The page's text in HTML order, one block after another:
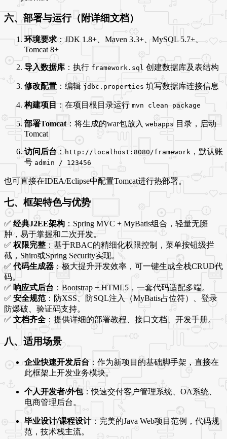
六、部署与运行（附详细文档）
环境要求：JDK 1.8+、Maven 3.3+、MySQL 5.7+、
Tomcat 8+
导入数据库 ：执行 framework.sql 创建数据库及表结构
修改配置 ：编辑 jdbc.properties 填写数据库连接信息
构建项目：在项目根目录运行 mvn clean package
部署Tomcat：将生成的war包放入 webapps 目录，启动
Tomcat
访问后台：http://localhost:8080/framework ，默认账
号 admin / 123456
也可直接在IDEA/Eclipse中配置Tomcat进行热部署。
七、框架特色与优势
✅ 经典J2EE架构 ：Spring MVC + MyBatis组合，轻量无臃
肿，易于掌握和二次开发。
✅权限完整：基于RBAC的精细化权限控制，菜单按钮级拦
截，Shiro或Spring Security实现。
✅代码生成器 ：极大提升开发效率，可一键生成全栈CRUD代
码。
✅响应式后台 ：Bootstrap + HTML5，一套代码适配多端。
✅ 安全规范：防XSS、防SQL注入（MyBatis占位符）、登录
防爆破、验证码支持。
✅ 文档齐全 ：提供详细的部署教程、接口文档、开发手册。
八、适用场景
企业快速开发后台：作为新项目的基础脚手架，直接在
此框架上开发业务模块。
个人开发者/外包：快速交付客户管理系统、OA系统、
电商管理后台。
毕业设计/课程设计：完美的Java Web项目范例，代码规
范，技术栈主流。